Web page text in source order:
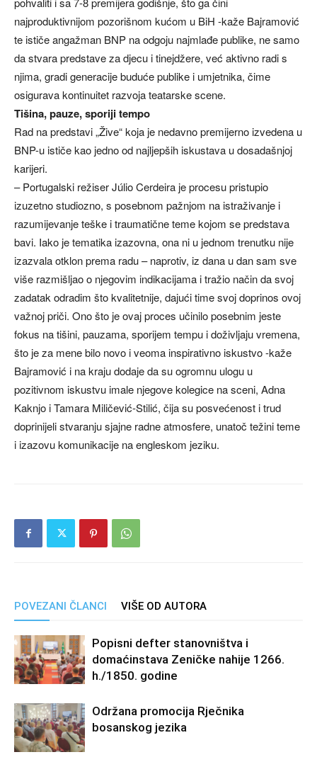
najproduktivnijom pozorišnom kućom u BiH -kaže Bajramović
te ističe angažman BNP na odgoju najmlađe publike, ne samo
da stvara predstave za djecu i tinejdžere, već aktivno radi s
njima, gradi generacije buduće publike i umjetnika, čime
osigurava kontinuitet razvoja teatarske scene.
Tišina, pauze, sporiji tempo
Rad na predstavi „Žive“ koja je nedavno premijerno izvedena u
BNP-u ističe kao jedno od najljepših iskustava u dosadašnjoj
karijeri.
– Portugalski režiser Júlio Cerdeira je procesu pristupio
izuzetno studiozno, s posebnom pažnjom na istraživanje i
razumijevanje teške i traumatične teme kojom se predstava
bavi. Iako je tematika izazovna, ona ni u jednom trenutku nije
izazvala otklon prema radu – naprotiv, iz dana u dan sam sve
više razmišljao o njegovim indikacijama i tražio način da svoj
zadatak odradim što kvalitetnije, dajući time svoj doprinos ovoj
važnoj priči. Ono što je ovaj proces učinilo posebnim jeste
fokus na tišini, pauzama, sporijem tempu i doživljaju vremena,
što je za mene bilo novo i veoma inspirativno iskustvo -kaže
Bajramović i na kraju dodaje da su ogromnu ulogu u
pozitivnom iskustvu imale njegove kolegice na sceni, Adna
Kaknjo i Tamara Miličević-Stilić, čija su posvećenost i trud
doprinijeli stvaranju sjajne radne atmosfere, unatoč težini teme
i izazovu komunikacije na engleskom jeziku.
POVEZANI ČLANCI VIŠE OD AUTORA
Popisni defter stanovništva i
domaćinstava Zeničke nahije 1266.
h./1850. godine
Održana promocija Rječnika
bosanskog jezika